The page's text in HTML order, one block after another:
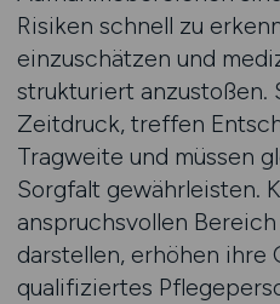
Risiken schnell zu
einzuschätzen und
strukturiert anzustoßen.
Zeitdruck, treffen
Tragweite und müssen
Sorgfalt gewährleisten.
anspruchsvollen
darstellen, erhöhen ihre
qualifiziertes